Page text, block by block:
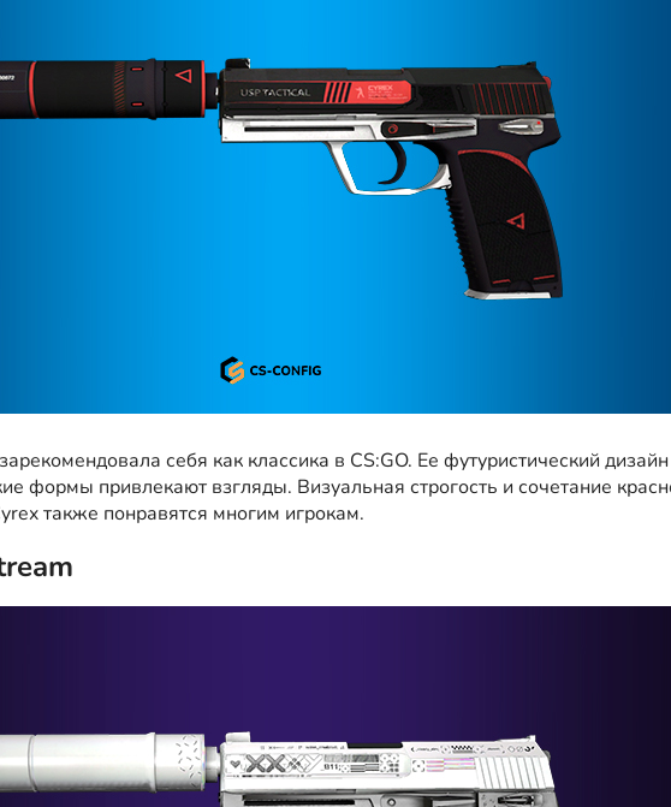
себя как классика в CS:GO. Ее футуристический
формы привлекают взгляды. Визуальная строгость и сочетание
также понравятся многим игрокам.